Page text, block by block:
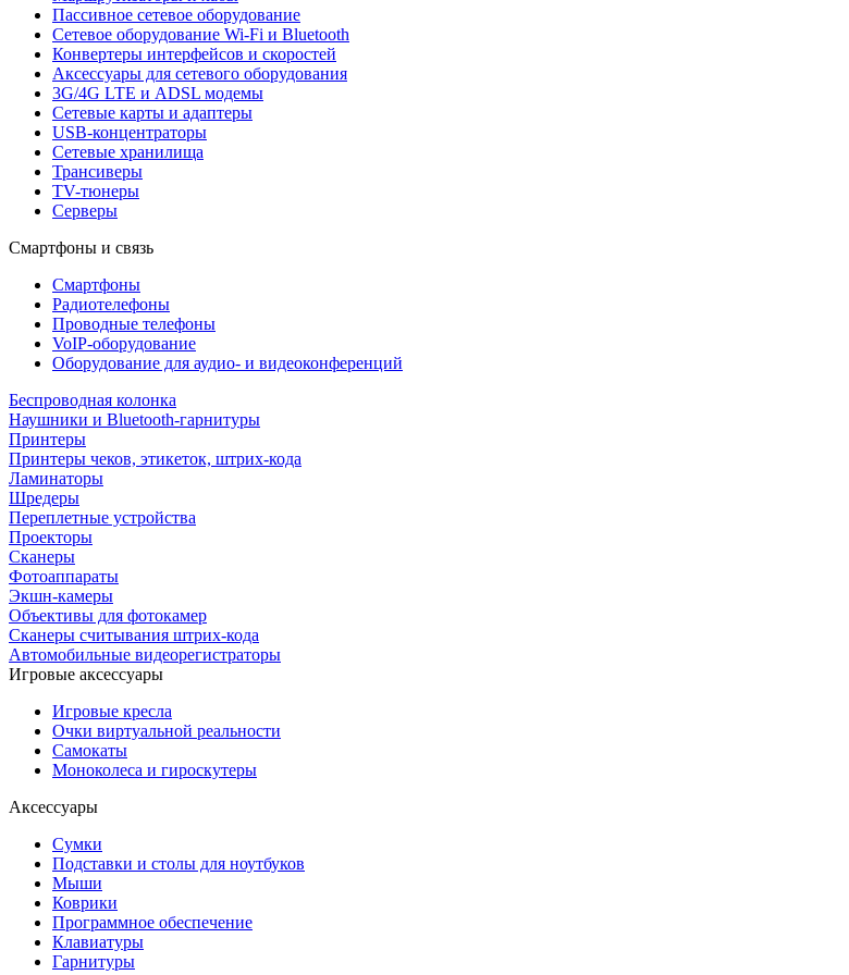
Пассивное сетевое оборудование
Сетевое оборудование Wi-Fi и Bluetooth
Конвертеры интерфейсов и скоростей
Аксессуары для сетевого оборудования
3G/4G LTE и ADSL модемы
Сетевые карты и адаптеры
USB-концентраторы
Сетевые хранилища
Трансиверы
TV-тюнеры
Серверы
Смартфоны и связь
Смартфоны
Радиотелефоны
Проводные телефоны
VoIP-оборудование
Оборудование для аудио- и видеоконференций
Беспроводная колонка
Наушники и Bluetooth-гарнитуры
Принтеры
Принтеры чеков, этикеток, штрих-кода
Ламинаторы
Шредеры
Переплетные устройства
Проекторы
Сканеры
Фотоаппараты
Экшн-камеры
Объективы для фотокамер
Сканеры считывания штрих-кода
Автомобильные видеорегистраторы
Игровые аксессуары
Игровые кресла
Очки виртуальной реальности
Самокаты
Моноколеса и гироскутеры
Аксессуары
Сумки
Подставки и столы для ноутбуков
Мыши
Коврики
Программное обеспечение
Клавиатуры
Гарнитуры